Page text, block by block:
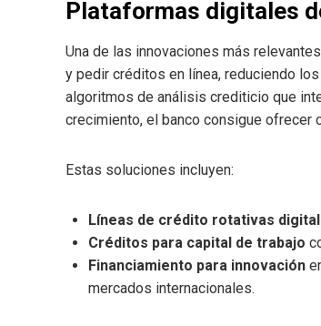
Plataformas digitales
Una de las innovaciones más
y pedir créditos en línea, reduciendo
algoritmos de análisis crediticio que
crecimiento, el banco consigue ofrecer
Estas soluciones incluyen:
Líneas de crédito rotativas
Créditos para capital de trabajo
Financiamiento para innovación
mercados internacionales.